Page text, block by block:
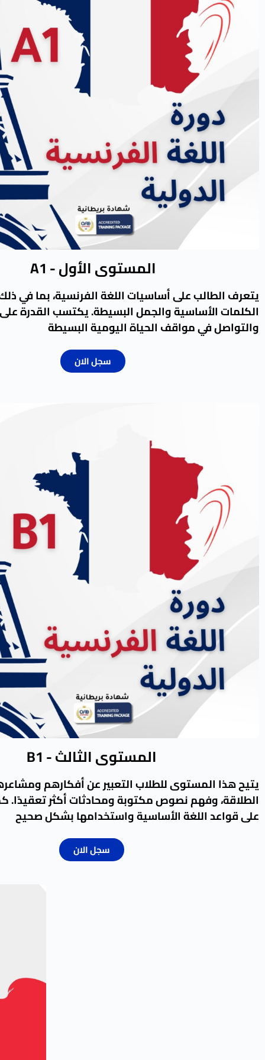
المستوى الأول - A1
يتعرف الطالب على أساسيات اللغة الفرنسية، بما في
الكلمات الأساسية والجمل البسيطة. يكتسب القدرة
والتواصل في مواقف الحياة اليومية البسيطة
سجل الان
المستوى الثالث - B1
يتيح هذا المستوى للطلاب التعبير عن أفكارهم
الطلاقة، وفهم نصوص مكتوبة ومحادثات أكثر تعقيدًا.
على قواعد اللغة الأساسية واستخدامها بشكل صحيح
سجل الان